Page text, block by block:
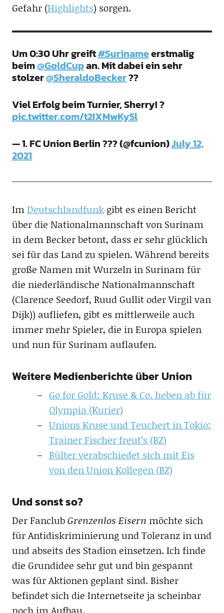
Gefahr (Highlights) sorgen.
Um 0:30 Uhr greift#Surinameerstmalig
beim@GoldCupan. Mit dabei ein sehr
stolzer@SheraldoBecker??
Viel Erfolg beim Turnier, Sherry! ?
pic.twitter.com/t2IXMwKy5l
— 1. FC Union Berlin ??? (@fcunion)July 12,
2021
ImDeutschlandfunkgibt es einen Bericht
über die Nationalmannschaft von Surinam
in dem Becker betont, dass er sehr glücklich
sei für das Land zu spielen. Während bereits
große Namen mit Wurzeln in Surinam für
die niederländische Nationalmannschaft
(Clarence Seedorf, Ruud Gullit oder Virgil van
Dijk)) aufliefen, gibt es mittlerweile auch
immer mehr Spieler, die in Europa spielen
und nun für Surinam auflaufen.
Weitere Medienberichte über Union
Go for Gold: Kruse & Co. heben ab für
Olympia (Kurier)
Unions Kruse und Teuchert in Tokio:
Trainer Fischer freut’s (BZ)
Bülter verabschiedet sich mit Eis
von den Union Kollegen (BZ)
Und sonst so?
Der FanclubGrenzenlos Eisern möchte sich
für Antidiskriminierung und Toleranz in und
und abseits des Stadion einsetzen. Ich finde
die Grundidee sehr gut und bin gespannt
was für Aktionen geplant sind. Bisher
befindet sich die Internetseite ja scheinbar
noch im Aufbau.